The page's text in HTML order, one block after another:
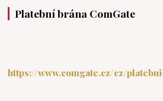
Platební brána ComGate
https://www.comgate.cz/cz/